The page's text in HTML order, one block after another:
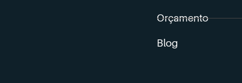
Orçamento
Blog